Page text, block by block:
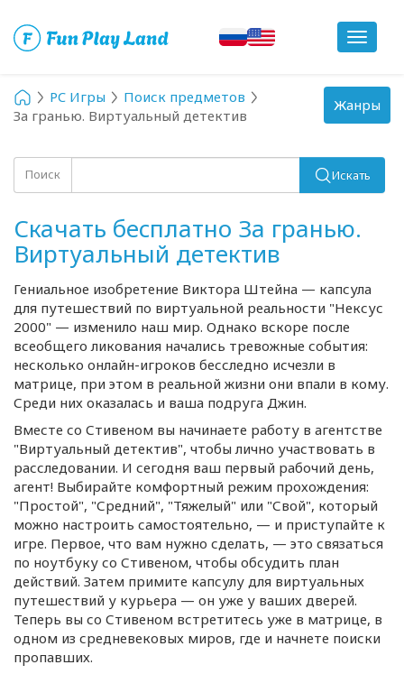
Toggle
PC Игры
Поиск предметов
За гранью. Виртуальный детектив
Поиск Искать
Скачать бесплатно За гранью.
Виртуальный детектив
Гениальное изобретение Виктора Штейна — капсула
для путешествий по виртуальной реальности "Нексус
2000" — изменило наш мир. Однако вскоре после
всеобщего ликования начались тревожные события:
несколько онлайн-игроков бесследно исчезли в
матрице, при этом в реальной жизни они впали в кому.
Среди них оказалась и ваша подруга Джин.
Вместе со Стивеном вы начинаете работу в агентстве
"Виртуальный детектив", чтобы лично участвовать в
расследовании. И сегодня ваш первый рабочий день,
агент! Выбирайте комфортный режим прохождения:
"Простой", "Средний", "Тяжелый" или "Свой", который
можно настроить самостоятельно, — и приступайте к
игре. Первое, что вам нужно сделать, — это связаться
по ноутбуку со Стивеном, чтобы обсудить план
действий. Затем примите капсулу для виртуальных
путешествий у курьера — он уже у ваших дверей.
Теперь вы со Стивеном встретитесь уже в матрице, в
одном из средневековых миров, где и начнете поиски
пропавших.
Toggle
navigation
Жанры